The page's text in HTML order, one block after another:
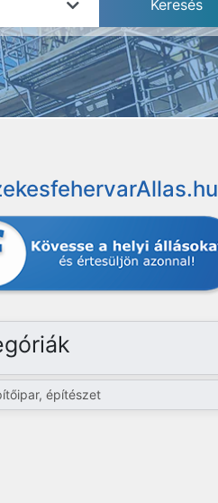
építészet